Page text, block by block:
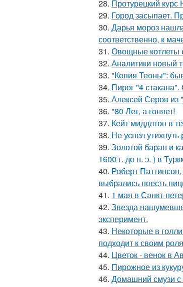
28. Протурецкий курс
29. Город засыпает.
30. Дарья мороз
соответственно, к
31. Овощные котлеты
32. Анaлитики нoвый
33. "Копия Теоны":
34. Пирог "4 стaкана".
35. Алексей Серов из
36. "80 Лет, а гоняет!
37. Кейт миддлтон в
38. Не успел
39. Золотой баран и
1600 г. до н. э. ) в
40. Роберт
выбрались поесть
41. 1 мая в Санкт-
42. Звезда
эксперимент.
43. Некоторые в
подходит к своим
44. Цветок - венок в
45. Пирожное из
46. Домашний смузи с